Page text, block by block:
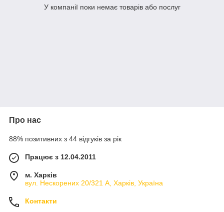
У компанії поки немає товарів або послуг
Про нас
88% позитивних з 44 відгуків за рік
Працює з 12.04.2011
м. Харків
вул. Нескорених 20/321 А, Харків, Україна
Контакти